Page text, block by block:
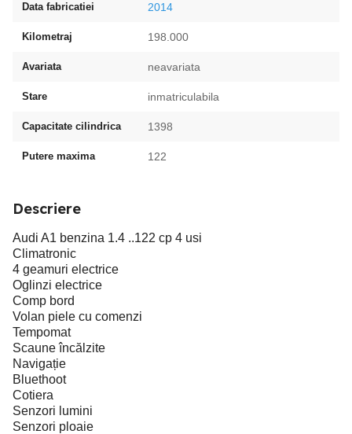
Data fabricatiei 2014
Kilometraj 198.000
Avariata neavariata
Stare inmatriculabila
Capacitate cilindrica 1398
Putere maxima 122
Descriere
Audi A1 benzina 1.4 ..122 cp 4 usi
Climatronic
4 geamuri electrice
Oglinzi electrice
Comp bord
Volan piele cu comenzi
Tempomat
Scaune încălzite
Navigație
Bluethoot
Cotiera
Senzori lumini
Senzori ploaie